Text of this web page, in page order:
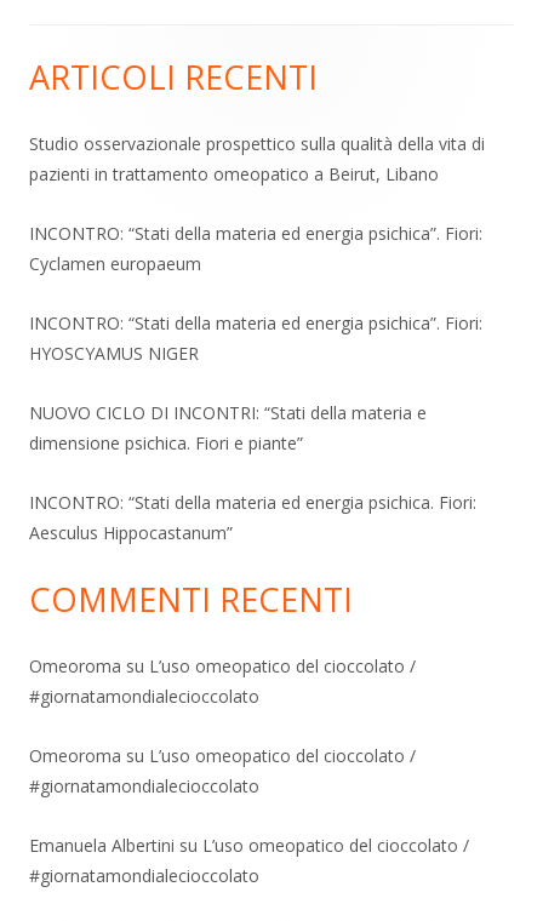
Barra
laterale
principale
ARTICOLI RECENTI
Studio osservazionale prospettico sulla qualità della vita di
pazienti in trattamento omeopatico a Beirut, Libano
INCONTRO: “Stati della materia ed energia psichica”. Fiori:
Cyclamen europaeum
INCONTRO: “Stati della materia ed energia psichica”. Fiori:
HYOSCYAMUS NIGER
NUOVO CICLO DI INCONTRI: “Stati della materia e
dimensione psichica. Fiori e piante”
INCONTRO: “Stati della materia ed energia psichica. Fiori:
Aesculus Hippocastanum”
COMMENTI RECENTI
Omeoroma su L’uso omeopatico del cioccolato /
#giornatamondialecioccolato
Omeoroma su L’uso omeopatico del cioccolato /
#giornatamondialecioccolato
Emanuela Albertini su L’uso omeopatico del cioccolato /
#giornatamondialecioccolato